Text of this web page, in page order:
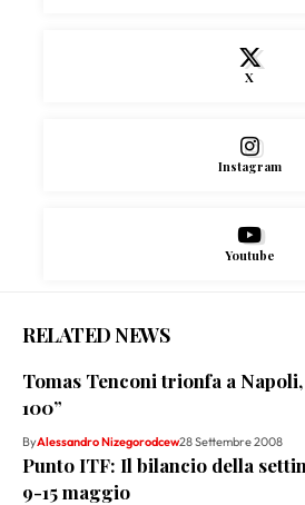
X
Instagram
Youtube
RELATED NEWS
Tomas Tenconi trionfa a
100”
ByAlessandro Nizegorodcew28 Settembre 2008
Punto ITF: Il bilancio della
9-15 maggio